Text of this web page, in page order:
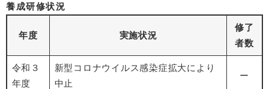
養成研修状況
年度 実施状況
修了
者数
令和３
年度
新型コロナウイルス感染症拡大により
中止
ー